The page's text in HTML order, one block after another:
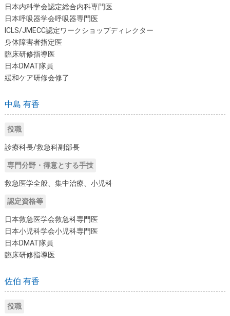
日本内科学会認定総合内科専門医
日本呼吸器学会呼吸器専門医
ICLS/JMECC認定ワークショップディレクター
身体障害者指定医
臨床研修指導医
日本DMAT隊員
緩和ケア研修会修了
中島 有香
役職
診療科長/救急科副部長
専門分野・得意とする手技
救急医学全般、集中治療、小児科
認定資格等
日本救急医学会救急科専門医
日本小児科学会小児科専門医
日本DMAT隊員
臨床研修指導医
佐伯 有香
役職